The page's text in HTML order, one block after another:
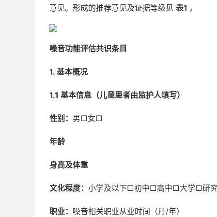
意见。形成的推荐意见及证据等级见 表1 。
嗓音功能评估共识条目
1. 基本概况
1.1 基本信息（儿童患者由监护人填写）
性别： 男□女□
年龄
身高及体重
文化程度： 小学及以下□初中□高中□大学□研
职业： 嗓音相关职业从业时间（月/年）